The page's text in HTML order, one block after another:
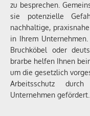
zu besprechen.
sie potenzielle
nachhaltige,
in Ihrem
Bruchköbel oder
brarbe helfen Ihnen
um die gesetzlich
Arbeitsschutz
Unternehmen gefördert.